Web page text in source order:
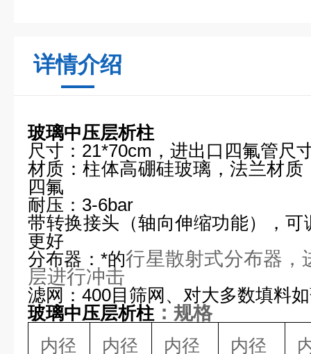
详情介绍
玻璃中压层析柱
尺寸 ： 21*70cm ，进出口四氟管尺
材质 ：柱体高硼硅玻璃，法兰材质
四氟
耐压 ： 3-6bar
带转换接头 （轴向伸缩功能），
更好
分布器 ：*的行星散射式分布器，
层进行冲击
滤网 ： 400目筛网、对大多数填料
玻璃中压层析柱 ：规格
内径
内径
内径
内径